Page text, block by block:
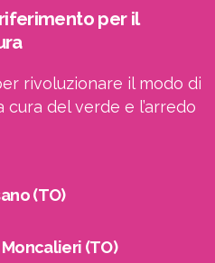
per il
rivoluzionare il modo di
del verde e l’arredo
(TO)
(TO)